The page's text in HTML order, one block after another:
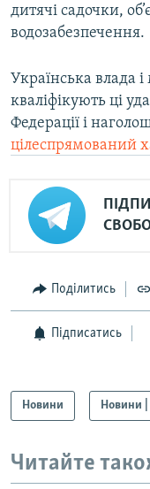
дитячі садочки,
водозабезпечення.
Українська влада і
кваліфікують ці
Федерації і
цілеспрямований
Поділитись
Підписатись
Новини Новини |
Читайте